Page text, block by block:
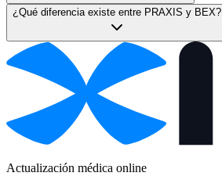
¿Qué diferencia existe entre PRAXIS y BEX?
Actualización médica online